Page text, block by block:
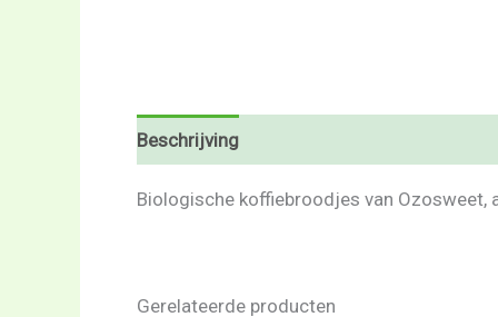
Beschrijving
Biologische koffiebroodjes van
Gerelateerde producten